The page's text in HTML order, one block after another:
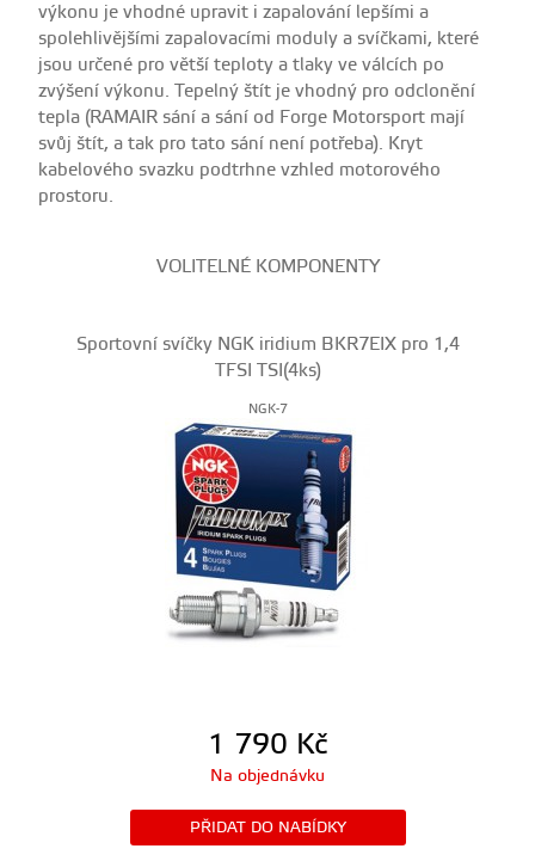
výkonu je vhodné upravit i zapalování lepšími a
spolehlivějšími zapalovacími moduly a svíčkami, které
jsou určené pro větší teploty a tlaky ve válcích po
zvýšení výkonu. Tepelný štít je vhodný pro odclonění
tepla (RAMAIR sání a sání od Forge Motorsport mají
svůj štít, a tak pro tato sání není potřeba). Kryt
kabelového svazku podtrhne vzhled motorového
prostoru.
VOLITELNÉ KOMPONENTY
Sportovní svíčky NGK iridium BKR7EIX pro 1,4
TFSI TSI(4ks)
NGK-7
1 790 Kč
Na objednávku
PŘIDAT DO NABÍDKY